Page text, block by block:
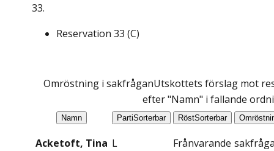
33.
Reservation 33 (C)
Omröstning i sakfråganUtskottets förslag mot
efter "Namn" i fallande
Namn PartiSorterbar RöstSorterbar
Acketoft, Tina L Frånvarande